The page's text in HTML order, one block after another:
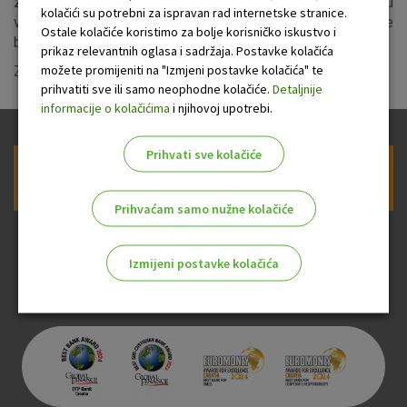
vremenskom razdoblju od 06:30 do 08:30 sati u prekidu će
biti usluge Internet i mobilnog bankarstva.
Zahvaljujemo na razumijevanju.
Prijava na newsletter OTP banke
kolačići su potrebni za ispravan rad internetske stranice.
Ostale kolačiće koristimo za bolje korisničko iskustvo i
prikaz relevantnih oglasa i sadržaja. Postavke kolačića
možete promijeniti na "Izmjeni postavke kolačića" te
prihvatiti sve ili samo neophodne kolačiće. Detaljnije
informacije o kolačićima i njihovoj upotrebi.
Prihvati sve kolačiće
Prihvaćam samo nužne kolačiće
Izmijeni postavke kolačića